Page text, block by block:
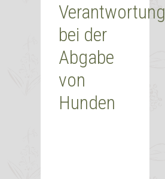
Verantwortung
bei der
Abgabe
von
Hunden